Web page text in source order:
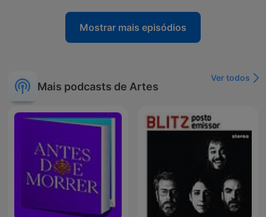
Mostrar mais episódios
Mais podcasts de Artes
Ver todos